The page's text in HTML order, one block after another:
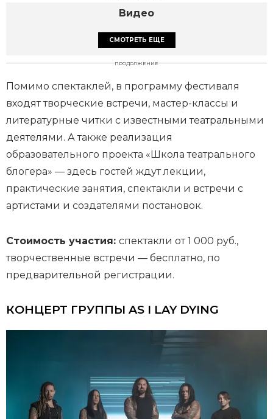
Видео
СМОТРЕТЬ ЕЩЕ
ПРОДОЛЖЕНИЕ
Помимо спектаклей, в программу фестиваля
входят творческие встречи, мастер-классы и
литературные читки с известными театральными
деятелями. А также реализация
образовательного проекта «Школа театрального
блогера» — здесь гостей ждут лекции,
практические занятия, спектакли и встречи с
артистами и создателями постановок.
Стоимость участия: спектакли от 1 000 руб.,
творчественные встречи — бесплатно, по
предварительной регистрации.
КОНЦЕРТ ГРУППЫ AS I LAY DYING